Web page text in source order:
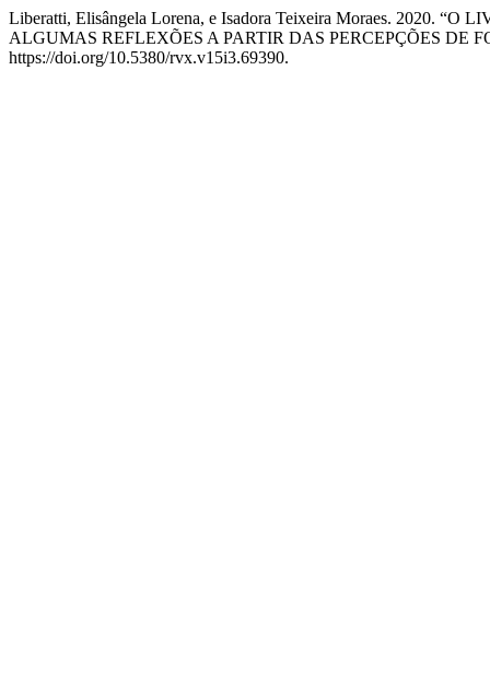
Liberatti, Elisângela Lorena, e Isadora Teixeira Moraes. 2020.
ALGUMAS REFLEXÕES A PARTIR DAS PERCEPÇÕES DE
https://doi.org/10.5380/rvx.v15i3.69390.